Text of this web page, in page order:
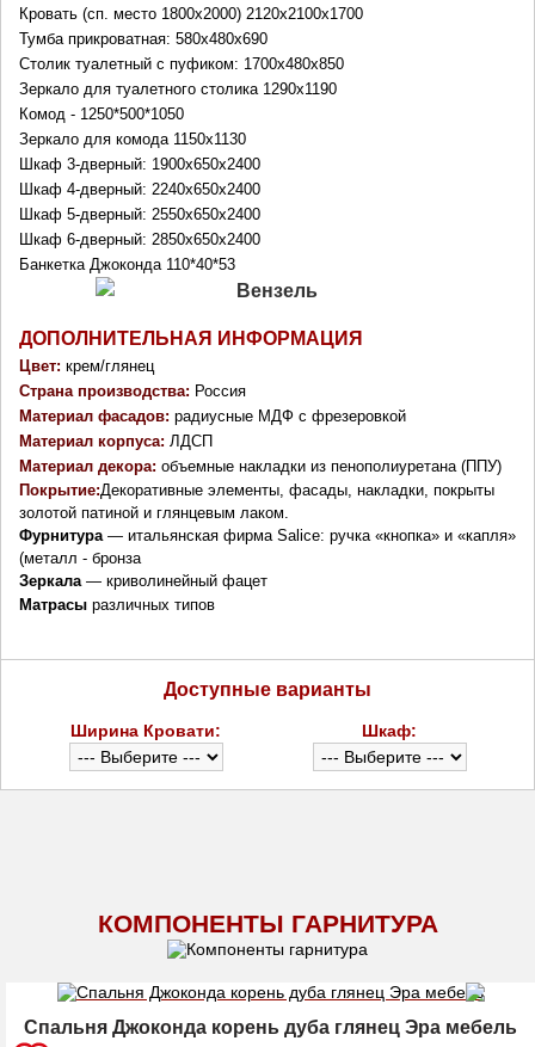
Кровать (сп. место 1800х2000) 2120х2100х1700
Тумба прикроватная: 580х480х690
Столик туалетный с пуфиком: 1700х480х850
Зеркало для туалетного столика 1290х1190
Комод - 1250*500*1050
Зеркало для комода 1150х1130
Шкаф 3-дверный: 1900х650х2400
Шкаф 4-дверный: 2240х650х2400
Шкаф 5-дверный: 2550х650х2400
Шкаф 6-дверный: 2850х650х2400
Банкетка Джоконда 110*40*53
ДОПОЛНИТЕЛЬНАЯ ИНФОРМАЦИЯ
Цвет: крем/глянец
Страна производства: Россия
Материал фасадов: радиусные МДФ с фрезеровкой
Материал корпуса: ЛДСП
Материал декора: объемные накладки из пенополиуретана (ППУ)
Покрытие:Декоративные элементы, фасады, накладки, покрыты
золотой патиной и глянцевым лаком.
Фурнитура — итальянская фирма Salice: ручка «кнопка» и «капля»
(металл - бронза
Зеркала — криволинейный фацет
Матрасы различных типов
Доступные варианты
Ширина Кровати: Шкаф:
КОМПОНЕНТЫ ГАРНИТУРА
Спальня Джоконда корень дуба глянец Эра мебель